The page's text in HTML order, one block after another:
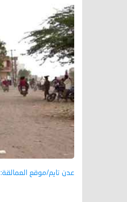
عدن تايم/موقع العمالقة: